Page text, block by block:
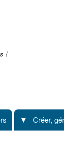
!
Créer,